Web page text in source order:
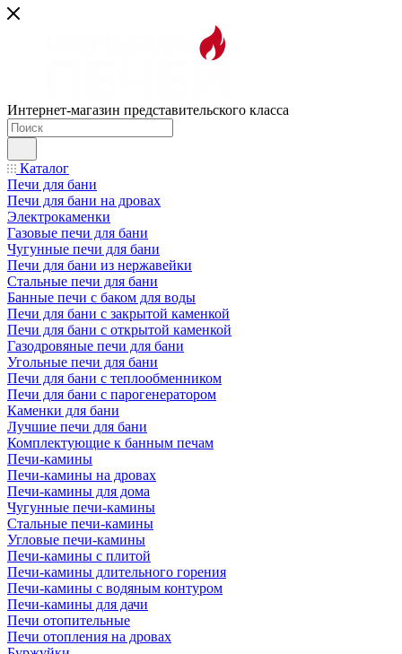
Интернет-магазин представительского класса
Каталог
Печи для бани
Печи для бани на дровах
Электрокаменки
Газовые печи для бани
Чугунные печи для бани
Печи для бани из нержавейки
Стальные печи для бани
Банные печи с баком для воды
Печи для бани с закрытой каменкой
Печи для бани с открытой каменкой
Газодровяные печи для бани
Угольные печи для бани
Печи для бани с теплообменником
Печи для бани с парогенератором
Каменки для бани
Лучшие печи для бани
Комплектующие к банным печам
Печи-камины
Печи-камины на дровах
Печи-камины для дома
Чугунные печи-камины
Стальные печи-камины
Угловые печи-камины
Печи-камины с плитой
Печи-камины длительного горения
Печи-камины с водяным контуром
Печи-камины для дачи
Печи отопительные
Печи отопления на дровах